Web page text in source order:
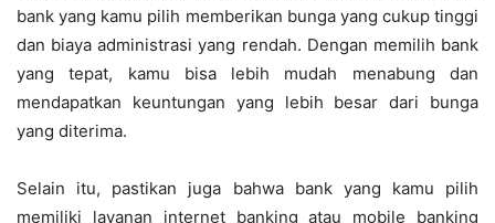
bank yang kamu pilih memberikan bunga yang cukup tinggi
dan biaya administrasi yang rendah. Dengan memilih bank
yang tepat, kamu bisa lebih mudah menabung dan
mendapatkan keuntungan yang lebih besar dari bunga
yang diterima.
Selain itu, pastikan juga bahwa bank yang kamu pilih
memiliki layanan internet banking atau mobile banking